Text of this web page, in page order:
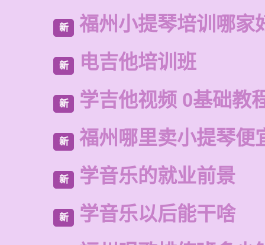
新 福州小提琴培训哪家
新 电吉他培训班
新 学吉他视频 0基础教
新 福州哪里卖小提琴便
新 学音乐的就业前景
新 学音乐以后能干啥